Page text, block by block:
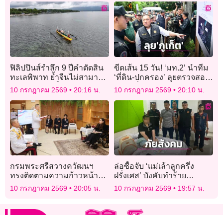
ฟิลิปปินส์รำลึก 9 ปีคำตัดสิน
ทะเลพิพาท ย้ำจีนไม่สามารถ
อ้างกรรมสิทธิ์
10 กรกฎาคม 2569 20:16 น.
ขีดเส้น 15 วัน! ‘มท.2’ นำทีม
‘ที่ดิน-ปกครอง’ ลุยตรวจสอบ
บุกรุกที่ดินรัฐ-อุทยานฯ
10 กรกฎาคม 2569 20:10 น.
กรมพระศรีสวางควัฒนฯ
ทรงติดตามความก้าวหน้า
โครงการก่อสร้างตามแนว
ชายแดนไทย-กัมพูชา
10 กรกฎาคม 2569 20:05 น.
ล่อซื้อจับ ‘แม่เล้าลูกครึ่ง
ฝรั่งเศส’ บังคับทำร้าย
เด็ก13ค้ากาม ไม่สนป่วย-มี
รอบเดือน
10 กรกฎาคม 2569 19:57 น.